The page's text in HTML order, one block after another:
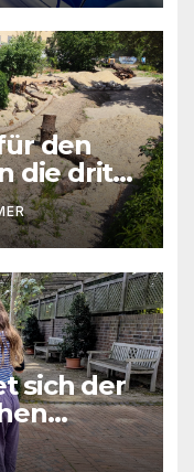
den
die dritte
sich der